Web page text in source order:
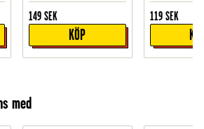
149 SEK
KÖP
119 SEK
med